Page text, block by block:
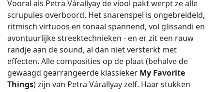
Vooral als Petra Várallyay de viool pakt werpt ze alle
scrupules overboord. Het snarenspel is ongebreideld,
ritmisch virtuoos en tonaal spannend, vol glissandi en
avontuurlijke streektechnieken - en er zit een rauw
randje aan de sound, al dan niet versterkt met
effecten. Alle composities op de plaat (behalve de
gewaagd gearrangeerde klassieker My Favorite
Things) zijn van Petra Várallyay zelf. Haar stukken